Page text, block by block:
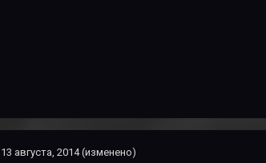
13 августа, 2014 (изменено)